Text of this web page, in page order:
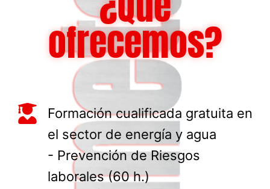
ofrecemos?
Formación cualificada gratuita en
el sector de energía y agua
- Prevención de Riesgos
laborales (60 h.)